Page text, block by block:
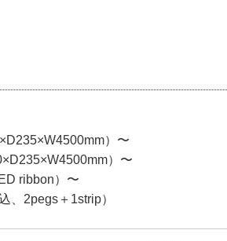
）〜
）〜
ribbon）〜
、2pegs＋1strip）